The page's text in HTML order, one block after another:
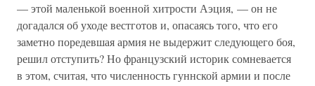
— этой маленькой военной хитрости Аэция, — он не
догадался об уходе вестготов и, опасаясь того, что его
заметно поредевшая армия не выдержит следующего боя,
решил отступить? Но французский историк сомневается
в этом, считая, что численность гуннской армии и после